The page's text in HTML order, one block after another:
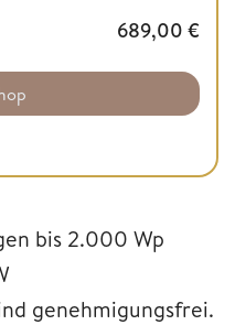
689,00 €
bis 2.000 Wp
genehmigungsfrei.